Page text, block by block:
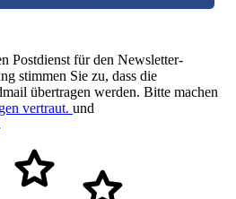
Postdienst für den Newsletter-
stimmen Sie zu, dass die
übertragen werden. Bitte machen
vertraut. und